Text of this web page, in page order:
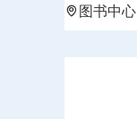
图书中心